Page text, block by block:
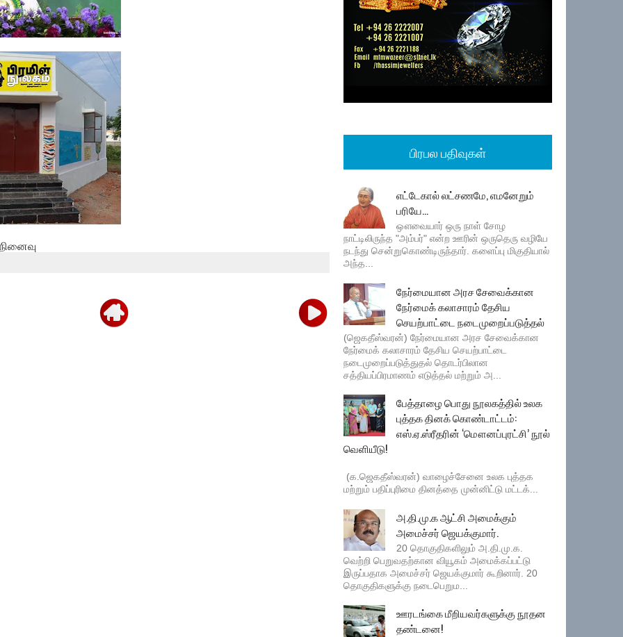
பிரபல பதிவுகள்
எட்டேகால் லட்சணமே, எமனேறும்
பரியே...
ஔவையார் ஒரு நாள் சோழ
நாட்டிலிருந்த "அம்பர்" என்ற ஊரின் ஒருதெரு வழியே
நடந்து சென்றுகொண்டிருந்தார். களைப்பு மிகுதியால்
அந்த...
நேர்மையான அரச சேவைக்கான
நேர்மைக் கலாசாரம் தேசிய
செயற்பாட்டை நடைமுறைப்படுத்தல்
(ஜெகதீஸ்வரன்) நேர்மையான அரச சேவைக்கான
நேர்மைக் கலாசாரம் தேசிய செயற்பாட்டை
நடைமுறைப்படுத்துதல் தொடர்பிலான
சத்தியப்பிரமாணம் எடுத்தல் மற்றும் அ...
பேத்தாழை பொது நூலகத்தில் உலக
புத்தக தினக் கொண்டாட்டம்:
எஸ்.ஏ.ஸ்ரீதரின் ‘மௌனப்புரட்சி’ நூல்
வெளியீடு!
(க.ஜெகதீஸ்வரன்) வாழைச்சேனை உலக புத்தக
மற்றும் பதிப்புரிமை தினத்தை முன்னிட்டு மட்டக்...
அ.தி.மு.க ஆட்சி அமைக்கும்
அமைச்சர் ஜெயக்குமார்.
20 தொகுதிகளிலும் அ.தி.மு.க.
வெற்றி பெறுவதற்கான வியூகம் அமைக்கப்பட்டு
இருப்பதாக அமைச்சர் ஜெயக்குமார் கூறினார். 20
தொகுதிகளுக்கு நடைபெறும...
ஊரடங்கை மீறியவர்களுக்கு நூதன
தண்டனை!